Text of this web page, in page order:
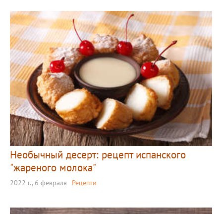
Необычный десерт: рецепт испанского
"жареного молока"
2022 г., 6 февраля Рецепти